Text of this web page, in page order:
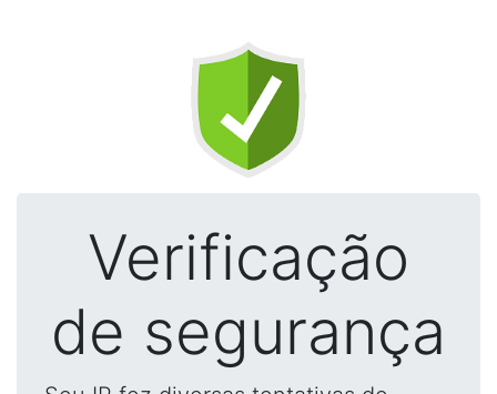
Verificação
de segurança